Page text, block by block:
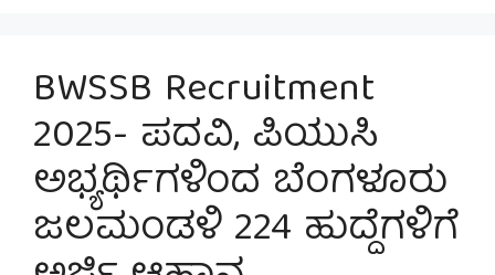
BWSSB Recruitment
2025- ಪದವಿ, ಪಿಯುಸಿ
ಅಭ್ಯರ್ಥಿಗಳಿಂದ ಬೆಂಗಳೂರು
ಜಲಮಂಡಳಿ 224 ಹುದ್ದೆಗಳಿಗೆ